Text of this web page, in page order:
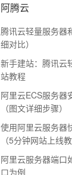
阿腾云
腾讯云轻量服务器
细对比）
新手建站：腾讯云
站教程
阿里云ECS服务器
（图文详细步骤）
使用阿里云服务器
（5分钟网站上线教
阿里云服务器端口
口为例